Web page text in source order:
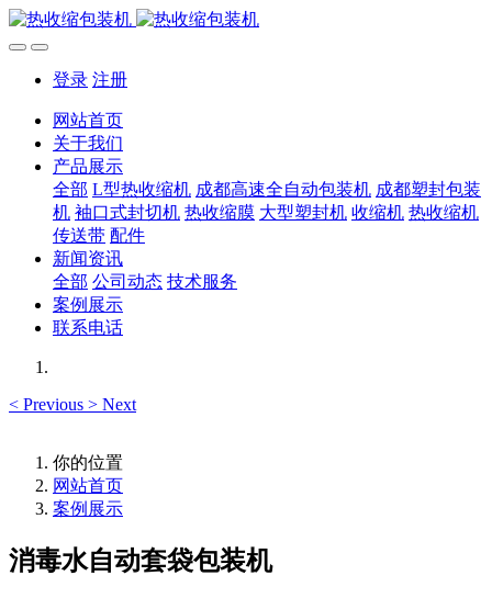
登录 注册
网站首页
关于我们
产品展示
全部 L型热收缩机 成都高速全自动包装机 成都塑封包装
机 袖口式封切机 热收缩膜 大型塑封机 收缩机 热收缩机
传送带 配件
新闻资讯
全部 公司动态 技术服务
案例展示
联系电话
< Previous > Next
你的位置
网站首页
案例展示
消毒水自动套袋包装机